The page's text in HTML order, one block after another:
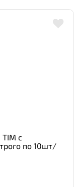
с
по 10шт/